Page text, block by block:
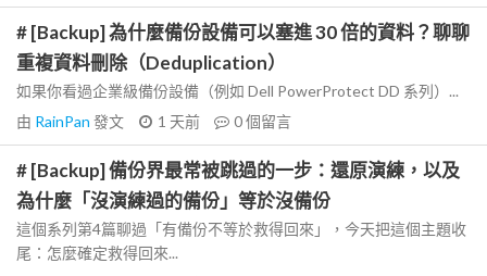
# [Backup] 為什麼備份設備可以塞進 30 倍的資料？聊聊
重複資料刪除（Deduplication）
如果你看過企業級備份設備（例如 Dell PowerProtect DD 系列）...
由 RainPan 發文 1 天前 0個留言
# [Backup] 備份界最常被跳過的一步：還原演練，以及
為什麼「沒演練過的備份」等於沒備份
這個系列第4篇聊過「有備份不等於救得回來」，今天把這個主題收
尾：怎麼確定救得回來...